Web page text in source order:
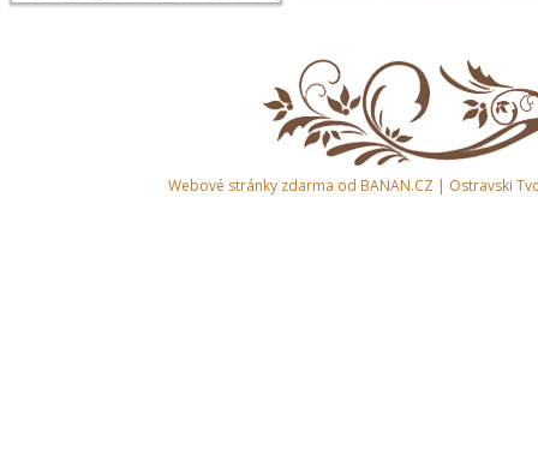
Webové stránky zdarma od BANAN.CZ | Ostravski